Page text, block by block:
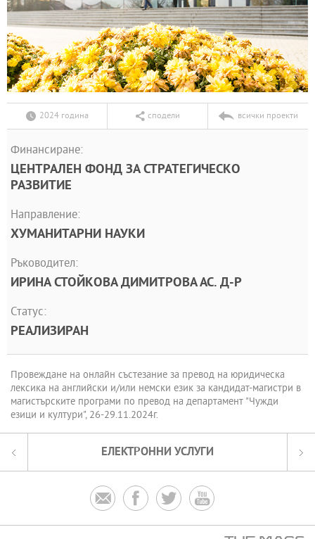
2024 година сподели всички проекти
Финансиране:
ЦЕНТРАЛЕН ФОНД ЗА СТРАТЕГИЧЕСКО
РАЗВИТИЕ
Направление:
ХУМАНИТАРНИ НАУКИ
Ръководител:
ИРИНА СТОЙКОВА ДИМИТРОВА АС. Д-Р
Статус:
РЕАЛИЗИРАН
Провеждане на онлайн състезание за превод на юридическа
лексика на английски и/или немски език за кандидат-магистри в
магистърските програми по превод на департамент "Чужди
езици и култури", 26-29.11.2024г.
ЕЛЕКТРОННИ УСЛУГИ
   